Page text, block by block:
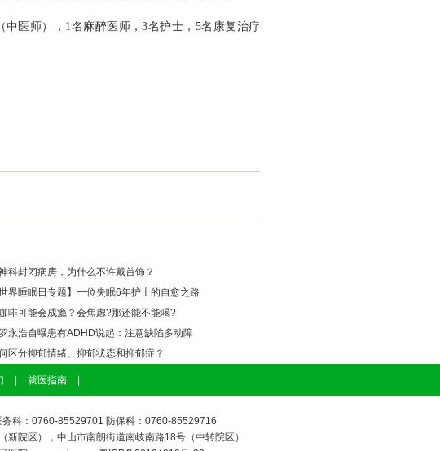
中医师）， 1名麻醉医师，3名护士， 5名康复治疗
科封闭病房，为什么不许戴首饰？
界睡眠日专题】一位失眠6年护士的自愈之路
啡可能会成瘾？会焦虑?那还能不能喝?
永浩自曝患有ADHD说起：注意缺陷多动障
区分抑郁情绪、抑郁状态和抑郁症？
就医指南
科：0760-85529701 防保科：0760-85529716
院区），中山市南朗街道南岐南路18号（中转院区）